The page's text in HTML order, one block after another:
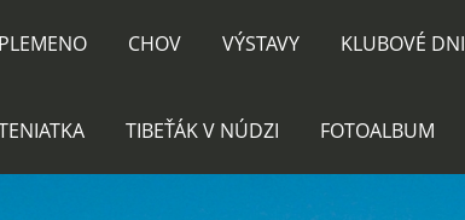
CHOV VÝSTAVY KLUBOVÉ DNI
TIBEŤÁK V NÚDZI FOTOALBUM